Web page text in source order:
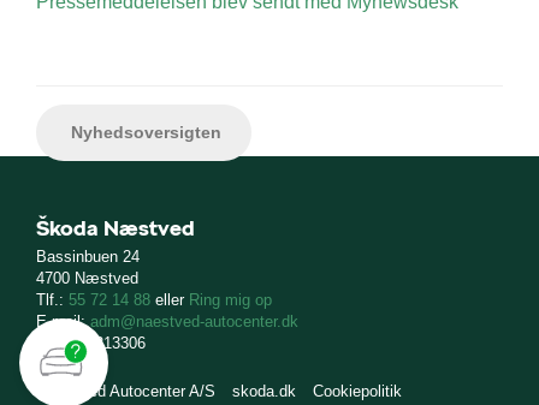
Nyhedsoversigten
Škoda Næstved
Bassinbuen 24
4700 Næstved
Tlf.: 55 72 14 88 eller Ring mig op
E-mail:adm@naestved-autocenter.dk
CVR: 16213306
Næstved Autocenter A/S skoda.dk
Cookiepolitik